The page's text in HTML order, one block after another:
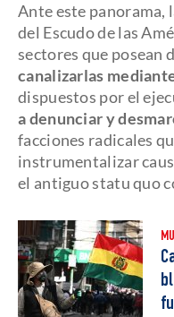
Ante este panorama,
del Escudo de las
sectores que posean
canalizarlas
dispuestos por el
a denunciar y
facciones radicales
instrumentalizar
el antiguo statu quo